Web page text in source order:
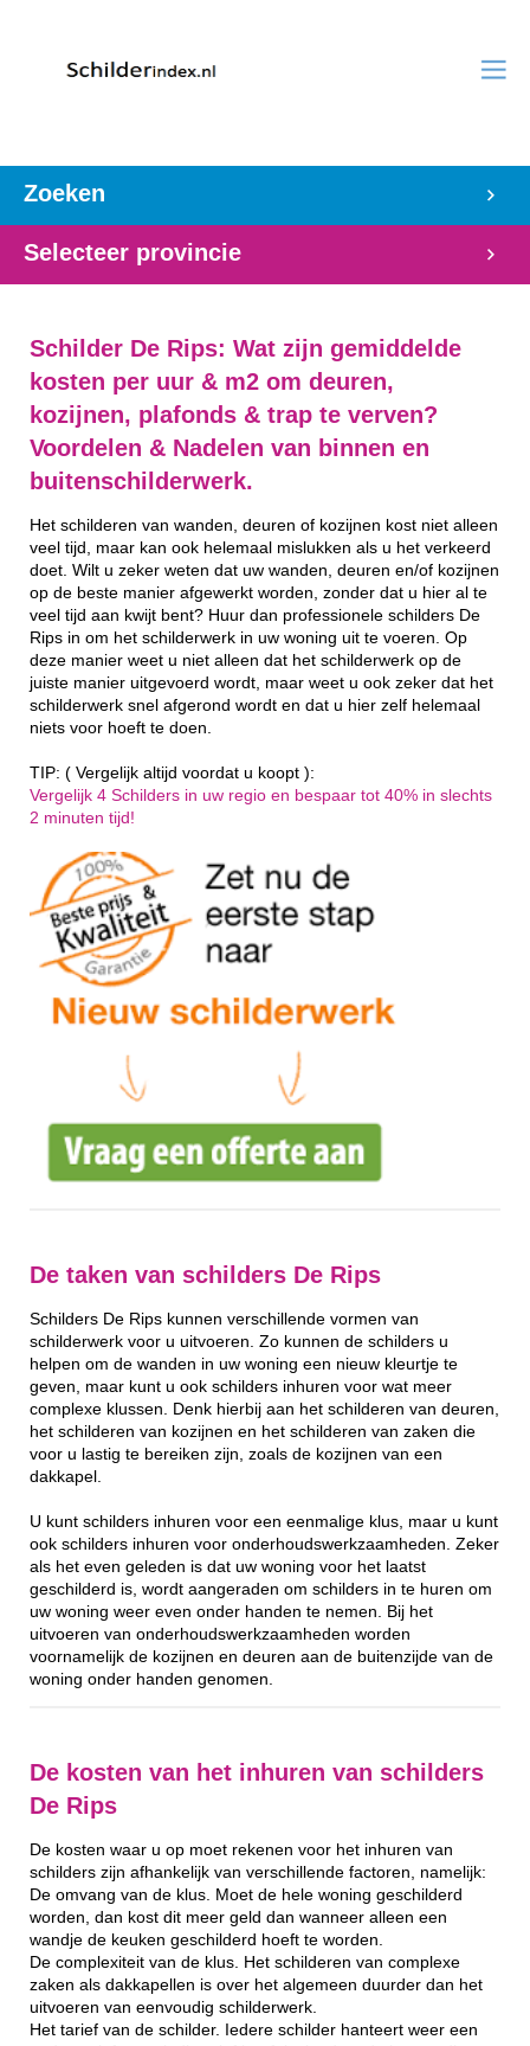
Zoeken
Selecteer provincie
Schilder De Rips: Wat zijn gemiddelde
kosten per uur & m2 om deuren,
kozijnen, plafonds & trap te verven?
Voordelen & Nadelen van binnen en
buitenschilderwerk.
Het schilderen van wanden, deuren of kozijnen kost niet alleen
veel tijd, maar kan ook helemaal mislukken als u het verkeerd
doet. Wilt u zeker weten dat uw wanden, deuren en/of kozijnen
op de beste manier afgewerkt worden, zonder dat u hier al te
veel tijd aan kwijt bent? Huur dan professionele schilders De
Rips in om het schilderwerk in uw woning uit te voeren. Op
deze manier weet u niet alleen dat het schilderwerk op de
juiste manier uitgevoerd wordt, maar weet u ook zeker dat het
schilderwerk snel afgerond wordt en dat u hier zelf helemaal
niets voor hoeft te doen.
TIP: ( Vergelijk altijd voordat u koopt ):
Vergelijk 4 Schilders in uw regio en bespaar tot 40% in slechts
2 minuten tijd!
De taken van schilders De Rips
Schilders De Rips kunnen verschillende vormen van
schilderwerk voor u uitvoeren. Zo kunnen de schilders u
helpen om de wanden in uw woning een nieuw kleurtje te
geven, maar kunt u ook schilders inhuren voor wat meer
complexe klussen. Denk hierbij aan het schilderen van deuren,
het schilderen van kozijnen en het schilderen van zaken die
voor u lastig te bereiken zijn, zoals de kozijnen van een
dakkapel.
U kunt schilders inhuren voor een eenmalige klus, maar u kunt
ook schilders inhuren voor onderhoudswerkzaamheden. Zeker
als het even geleden is dat uw woning voor het laatst
geschilderd is, wordt aangeraden om schilders in te huren om
uw woning weer even onder handen te nemen. Bij het
uitvoeren van onderhoudswerkzaamheden worden
voornamelijk de kozijnen en deuren aan de buitenzijde van de
woning onder handen genomen.
De kosten van het inhuren van schilders
De Rips
De kosten waar u op moet rekenen voor het inhuren van
schilders zijn afhankelijk van verschillende factoren, namelijk:
De omvang van de klus. Moet de hele woning geschilderd
worden, dan kost dit meer geld dan wanneer alleen een
wandje de keuken geschilderd hoeft te worden.
De complexiteit van de klus. Het schilderen van complexe
zaken als dakkapellen is over het algemeen duurder dan het
uitvoeren van eenvoudig schilderwerk.
Het tarief van de schilder. Iedere schilder hanteert weer een